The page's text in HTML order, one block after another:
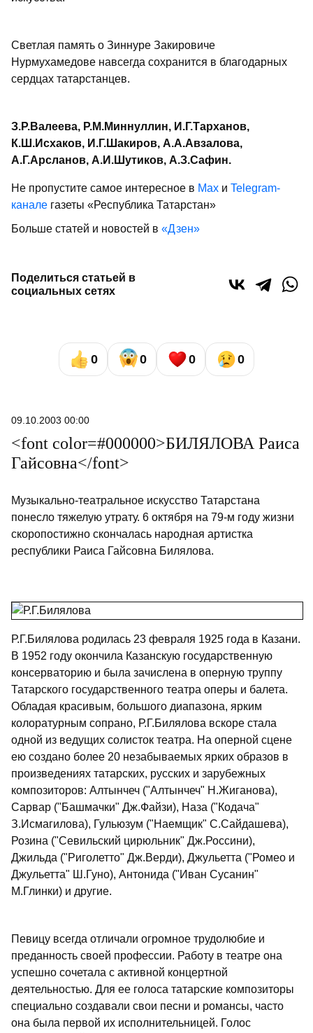
Светлая память о Зиннуре Закировиче
Нурмухамедове навсегда сохранится в благодарных
сердцах татарстанцев.
З.Р.Валеева, Р.М.Миннуллин, И.Г.Тарханов,
К.Ш.Исхаков, И.Г.Шакиров, А.А.Авзалова,
А.Г.Арсланов, А.И.Шутиков, А.З.Сафин.
Не пропустите самое интересное в Max и Telegram-
канале газеты «Республика Татарстан»
Больше статей и новостей в «Дзен»
Поделиться статьей в
социальных сетях
0 0 0 0
09.10.2003 00:00
<font color=#000000>БИЛЯЛОВА Раиса
Гайсовна</font>
Музыкально-театральное искусство Татарстана
понесло тяжелую утрату. 6 октября на 79-м году жизни
скоропостижно скончалась народная артистка
республики Раиса Гайсовна Билялова.
Р.Г.Билялова родилась 23 февраля 1925 года в Казани.
В 1952 году окончила Казанскую государственную
консерваторию и была зачислена в оперную труппу
Татарского государственного театра оперы и балета.
Обладая красивым, большого диапазона, ярким
колоратурным сопрано, Р.Г.Билялова вскоре стала
одной из ведущих солисток театра. На оперной сцене
ею создано более 20 незабываемых ярких образов в
произведениях татарских, русских и зарубежных
композиторов: Алтынчеч ("Алтынчеч" Н.Жиганова),
Сарвар ("Башмачки" Дж.Файзи), Наза ("Кодача"
З.Исмагилова), Гульюзум ("Наемщик" С.Сайдашева),
Розина ("Севильский цирюльник" Дж.Россини),
Джильда ("Риголетто" Дж.Верди), Джульетта ("Ромео и
Джульетта" Ш.Гуно), Антонида ("Иван Сусанин"
М.Глинки) и другие.
Певицу всегда отличали огромное трудолюбие и
преданность своей профессии. Работу в театре она
успешно сочетала с активной концертной
деятельностью. Для ее голоса татарские композиторы
специально создавали свои песни и романсы, часто
она была первой их исполнительницей. Голос